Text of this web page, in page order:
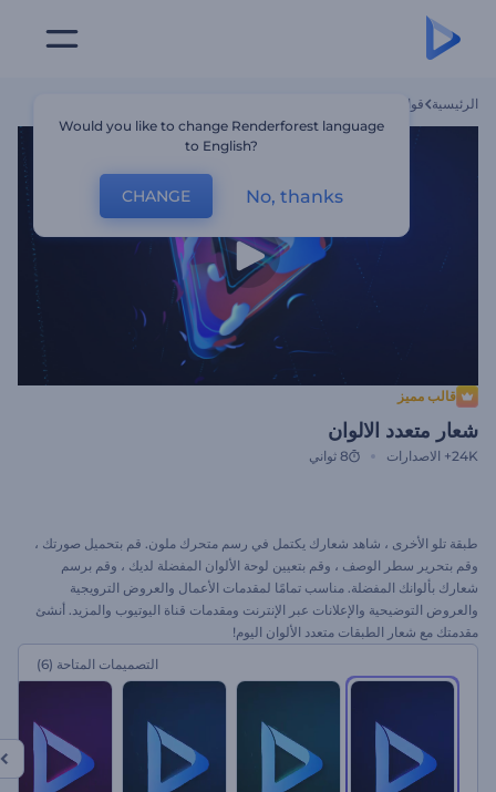
الرئيسية قوالب
قالب مميز
شعار متعدد الالوان
24K+ الاصدارات 8 ثواني
طبقة تلو الأخرى ، شاهد شعارك يكتمل في رسم متحرك ملون. قم بتحميل صورتك ،
وقم بتحرير سطر الوصف ، وقم بتعيين لوحة الألوان المفضلة لديك ، وقم برسم
شعارك بألوانك المفضلة. مناسب تمامًا لمقدمات الأعمال والعروض الترويجية
والعروض التوضيحية والإعلانات عبر الإنترنت ومقدمات قناة اليوتيوب والمزيد. أنشئ
مقدمتك مع شعار الطبقات متعدد الألوان اليوم!
التصميمات المتاحة (6)
Would you like to change Renderforest language
to English?
CHANGE No, thanks